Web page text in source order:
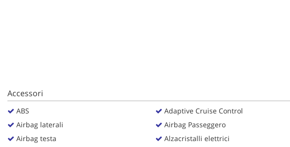
Accessori
ABS
Airbag laterali
Airbag testa
Adaptive Cruise Control
Airbag Passeggero
Alzacristalli elettrici
Puoi
rivedere
modificare
le